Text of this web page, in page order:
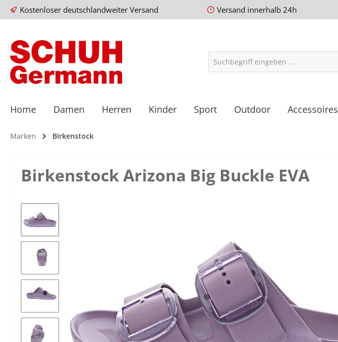
Kostenloser deutschlandweiter Versand Versand innerhalb 24h
Home Damen Herren Kinder Sport Outdoor Accessoires
Marken Birkenstock
Birkenstock Arizona Big Buckle EVA